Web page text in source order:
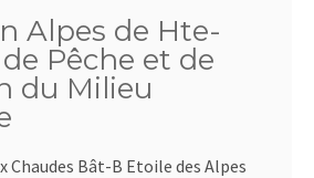
Alpes de Hte-
Pêche et de
du Milieu
Chaudes Bât-B Etoile des Alpes